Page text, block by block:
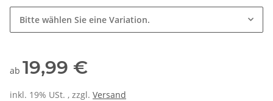
Bitte wählen Sie eine Variation.
ab 19,99 €
inkl. 19% USt. , zzgl. Versand